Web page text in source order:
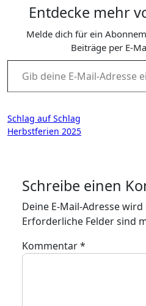
Entdecke mehr
Melde dich für ein Abonnement an, um die neuesten
Beiträge per E-
Gib deine E-Mail-Adresse ein ...
Beitragsnavigation
Schlag auf Schlag
Herbstferien 2025
Schreibe einen
Deine E-Mail-Adresse
Erforderliche Felder sind
Kommentar*